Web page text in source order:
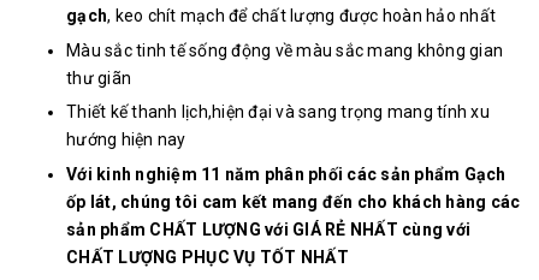
gạch, keo chít mạch để chất lượng được hoàn hảo nhất
Màu sắc tinh tế sống động về màu sắc mang không gian
thư giãn
Thiết kế thanh lịch,hiện đại và sang trọng mang tính xu
hướng hiện nay
Với kinh nghiệm 11 năm phân phối các sản phẩm Gạch
ốp lát, chúng tôi cam kết mang đến cho khách hàng các
sản phẩm CHẤT LƯỢNG với GIÁ RẺ NHẤT cùng với
CHẤT LƯỢNG PHỤC VỤ TỐT NHẤT